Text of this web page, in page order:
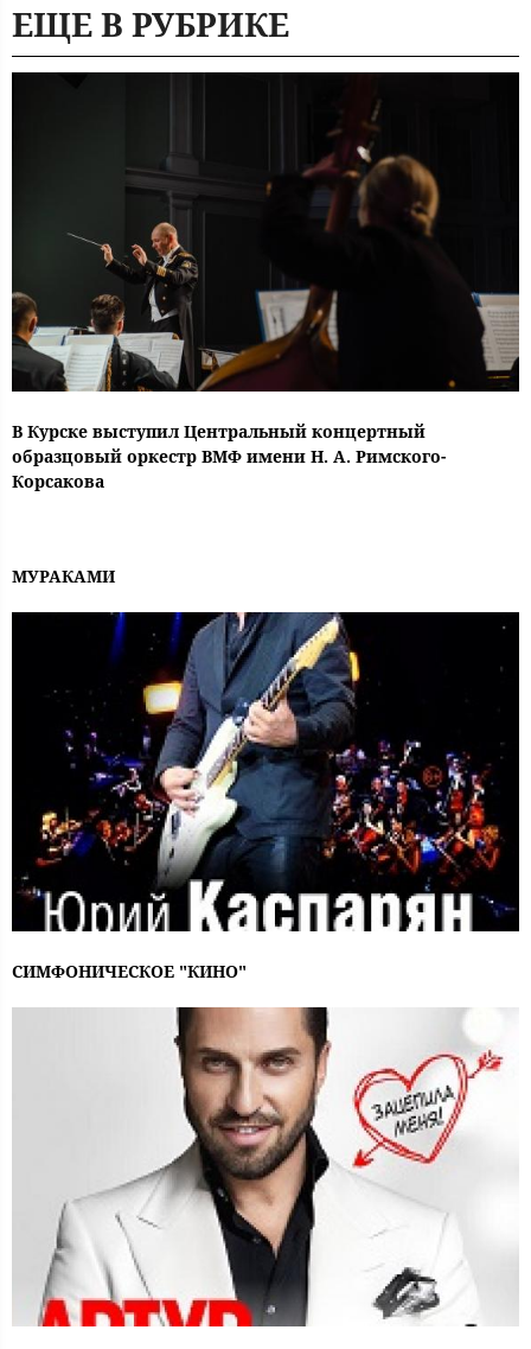
ЕЩЕ В РУБРИКЕ
В Курске выступил Центральный концертный
образцовый оркестр ВМФ имени Н. А. Римского-
Корсакова
МУРАКАМИ
СИМФОНИЧЕСКОЕ "КИНО"